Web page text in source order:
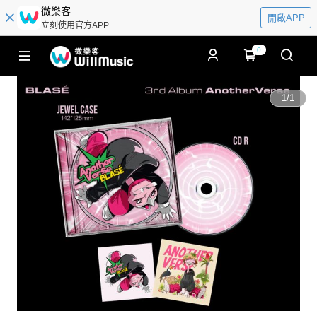
微樂客
立刻使用官方APP
開啟APP
0
1/1